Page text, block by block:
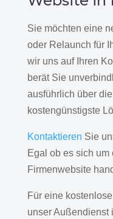
Sie möchten eine
oder Relaunch für
wir uns auf Ihren
berät Sie
ausführlich über
kostengünstigste
Kontaktieren Sie
Egal ob es sich
Firmenwebsite
Für eine
unser Außendienst